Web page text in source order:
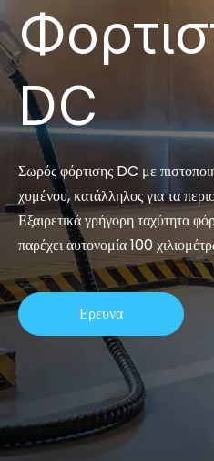
DC
Σωρός φόρτισης DC με
χυμένου, κατάλληλος για τα
Εξαιρετικά γρήγορη ταχύτητα
παρέχει αυτονομία 100
Ερευνα